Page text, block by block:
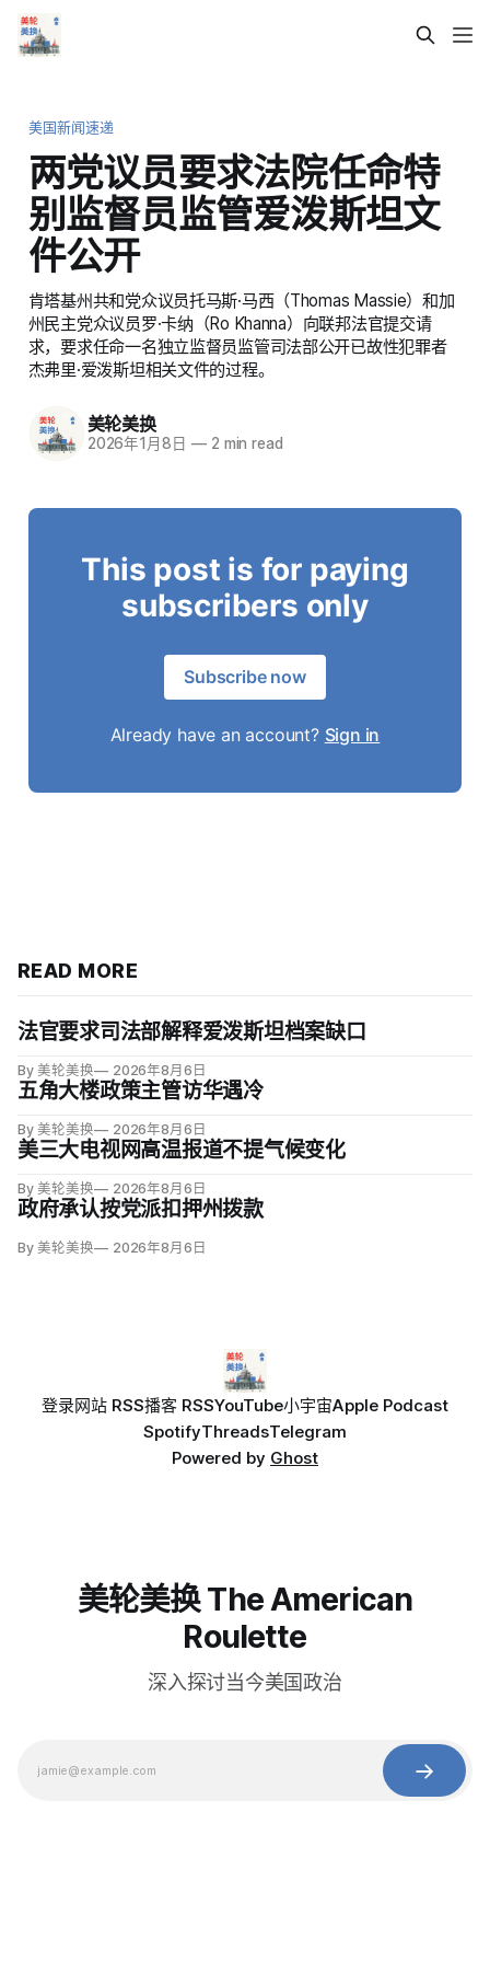
美国新闻速递
两党议员要求法院任命特
别监督员监管爱泼斯坦文
件公开
肯塔基州共和党众议员托马斯·马西（Thomas Massie）和加
州民主党众议员罗·卡纳（Ro Khanna）向联邦法官提交请
求，要求任命一名独立监督员监管司法部公开已故性犯罪者
杰弗里·爱泼斯坦相关文件的过程。
美轮美换
2026年1月8日 —2 min read
This post is for paying
subscribers only
Subscribe now
Already have an account? Sign in
READ MORE
法官要求司法部解释爱泼斯坦档案缺口
By 美轮美换 2026年8月6日
五角大楼政策主管访华遇冷
By 美轮美换 2026年8月6日
美三大电视网高温报道不提气候变化
By 美轮美换 2026年8月6日
政府承认按党派扣押州拨款
By 美轮美换 2026年8月6日
登录网站 RSS播客 RSSYouTube小宇宙Apple Podcast
SpotifyThreadsTelegram
Powered by Ghost
美轮美换 The American
Roulette
深入探讨当今美国政治